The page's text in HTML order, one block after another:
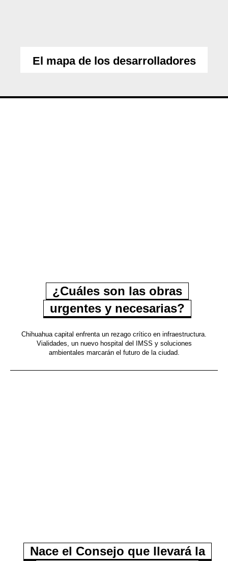
El mapa de los desarrolladores
¿Cuáles son las obras
urgentes y necesarias?
Chihuahua capital enfrenta un rezago crítico en infraestructura.
Vialidades, un nuevo hospital del IMSS y soluciones
ambientales marcarán el futuro de la ciudad.
Nace el Consejo que llevará la